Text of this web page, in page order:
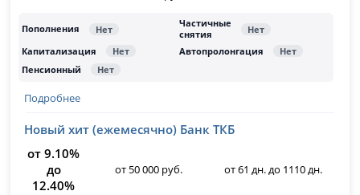
Подробнее
Новый хит (ежемесячно) Банк ТКБ
от 9.10%
до
12.40%
от 50 000 руб. от 61 дн. до 1110 дн.